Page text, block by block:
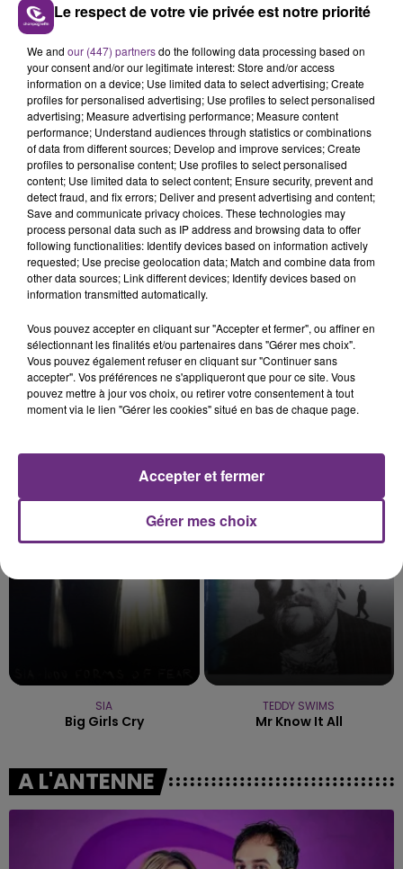
L'INSPECTION DU TRAVAIL RAPPELLE À
L'ORDRE SUR LES CONDITIONS DE...
Alors que les dates de début des vendange 2026
s'est avéré être plus précoce que prévu,
l'inspection du Travail en profite pour rappeler
les conditions de...
TITRES DIFFUSÉS
6h10
6h10
Catch & Release
6h07
6h07
I Knew It, I Knew You
SIA
Big Girls Cry
6h00
6h00
TEDDY SWIMS
Mr Know It All
A L'ANTENNE
Le respect de votre vie privée est notre priorité
We and our (447) partnersdo the following data processing based on
your consent and/or our legitimate interest: Store and/or access
information on a device; Use limited data to select advertising; Create
profiles for personalised advertising; Use profiles to select personalised
advertising; Measure advertising performance; Measure content
performance; Understand audiences through statistics or combinations
of data from different sources; Develop and improve services; Create
profiles to personalise content; Use profiles to select personalised
content; Use limited data to select content; Ensure security, prevent and
detect fraud, and fix errors; Deliver and present advertising and content;
Save and communicate privacy choices. These technologies may
process personal data such as IP address and browsing data to offer
following functionalities: Identify devices based on information actively
requested; Use precise geolocation data; Match and combine data from
other data sources; Link different devices; Identify devices based on
information transmitted automatically.
Vous pouvez accepter en cliquant sur "Accepter et fermer", ou affiner en
sélectionnant les finalités et/ou partenaires dans "Gérer mes choix".
Vous pouvez également refuser en cliquant sur "Continuer sans
accepter". Vos préférences ne s'appliqueront que pour ce site. Vous
pouvez mettre à jour vos choix, ou retirer votre consentement à tout
moment via le lien "Gérer les cookies" situé en bas de chaque page.
Gérer mes choix
Accepter et fermer